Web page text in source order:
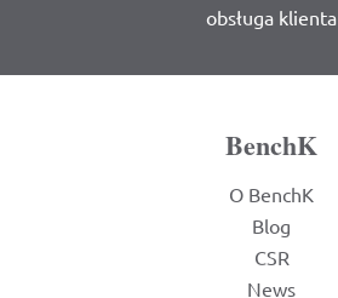
obsługa klienta
BenchK
O BenchK
Blog
CSR
News